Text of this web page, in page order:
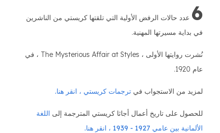
6 عدد حالات الرفض الأولية التي تلقتها كريستي من الناشرين
في بداية مسيرتها المهنية.
نُشرت روايتها الأولى ، The Mysterious Affair at Styles ، في
عام 1920.
لمزيد من الاستجواب في ترجمات كريستي ، انقر هنا.
للحصول على تاريخ أعمال أجاثا كريستي المترجمة إلى اللغة
الألمانية بين عامي 1927 - 1939 ، انقر هنا.